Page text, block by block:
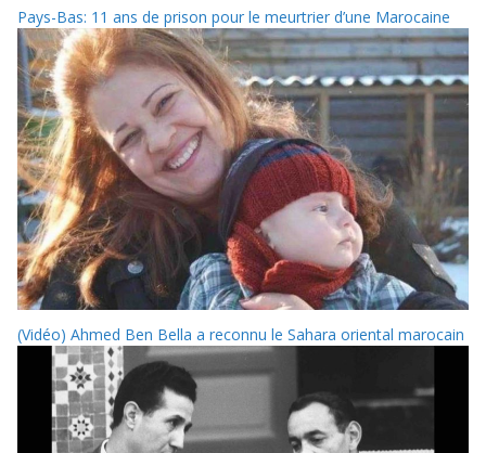
Pays-Bas: 11 ans de prison pour le meurtrier d’une Marocaine
(Vidéo) Ahmed Ben Bella a reconnu le Sahara oriental marocain